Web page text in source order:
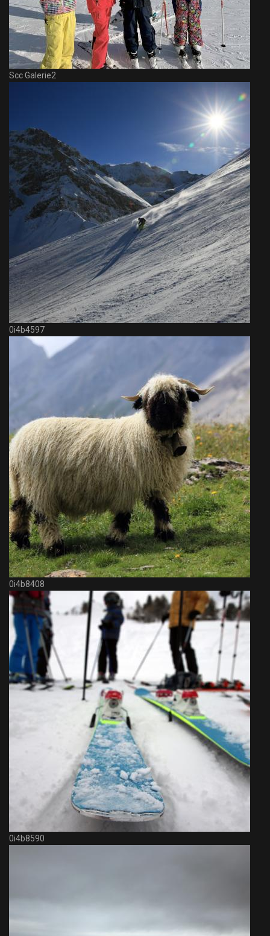
Scc Galerie2
0i4b4597
0i4b8408
0i4b8590